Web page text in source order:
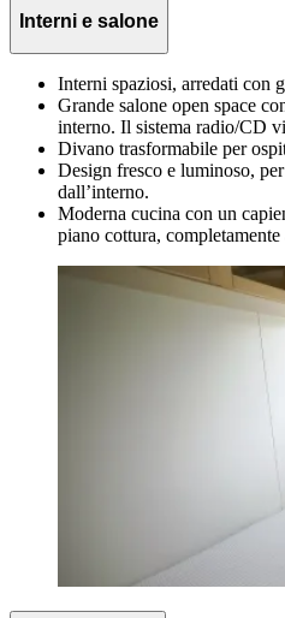
Interni e salone
Interni spaziosi, arredati con
Grande salone open space
interno. Il sistema radio/CD
Divano trasformabile per
Design fresco e luminoso,
dall’interno.
Moderna cucina con un
piano cottura,